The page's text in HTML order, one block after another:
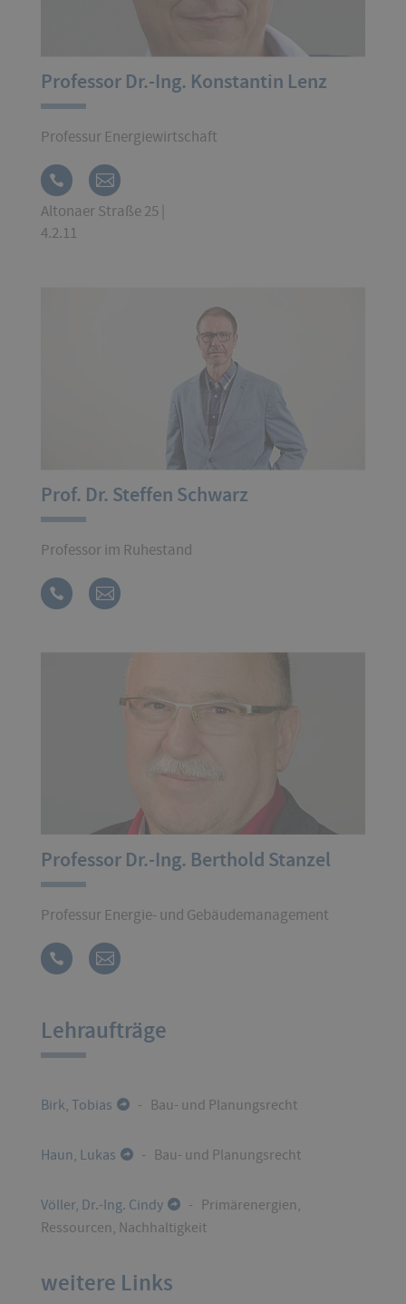
Professor Dr.-Ing. Konstantin Lenz
Professur Energiewirtschaft
Altonaer Straße 25 |
4.2.11
Prof. Dr. Steffen Schwarz
Professor im Ruhestand
Professor Dr.-Ing. Berthold Stanzel
Professur Energie- und Gebäudemanagement
Lehraufträge
Birk, Tobias - Bau- und Planungsrecht
Haun, Lukas - Bau- und Planungsrecht
Völler, Dr.-Ing. Cindy
- Primärenergien,
Ressourcen, Nachhaltigkeit
weitere Links